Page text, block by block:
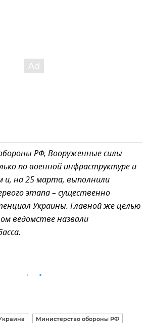
РФ, Вооруженные силы
по военной инфраструктуре и
и, на 25 марта, выполнили
этапа – существенно
Украины. Главной же целью
ведомстве назвали
Министерство обороны РФ